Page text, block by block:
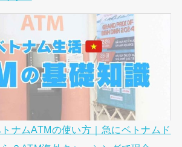
トナムATMの使い方｜急にベトナムド